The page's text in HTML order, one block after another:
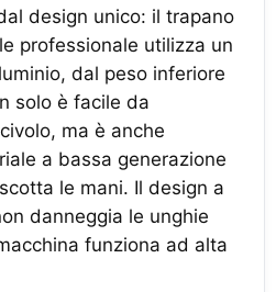
design unico: il trapano
professionale utilizza un
dal peso inferiore
solo è facile da
ma è anche
a bassa generazione
le mani. Il design a
danneggia le unghie
funziona ad alta